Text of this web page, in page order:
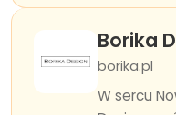
Borika
borika.pl
W sercu